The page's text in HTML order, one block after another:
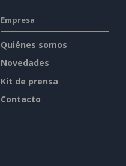
Empresa
Quiénes somos
Novedades
Kit de prensa
Contacto